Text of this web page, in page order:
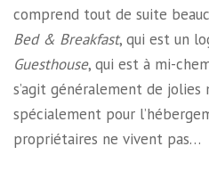
comprend tout de suite
Bed & Breakfast, qui est un
Guesthouse, qui est à mi-
s’agit généralement de jolies
spécialement pour
propriétaires ne vivent pas…